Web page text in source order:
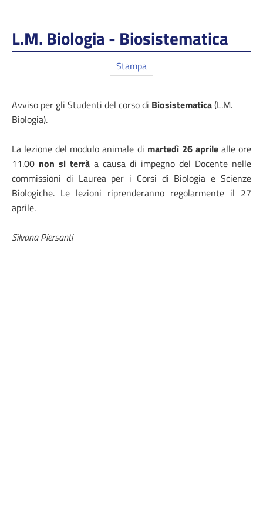
L.M. Biologia - Biosistematica
Stampa
Avviso per gli Studenti del corso di Biosistematica(L.M.
Biologia).
La lezione del modulo animale di martedì 26 aprilealle ore
11.00 non si terrà a causa di impegno del Docente nelle
commissioni di Laurea per i Corsi di Biologia e Scienze
Biologiche. Le lezioni riprenderanno regolarmente il 27
aprile.
Silvana Piersanti